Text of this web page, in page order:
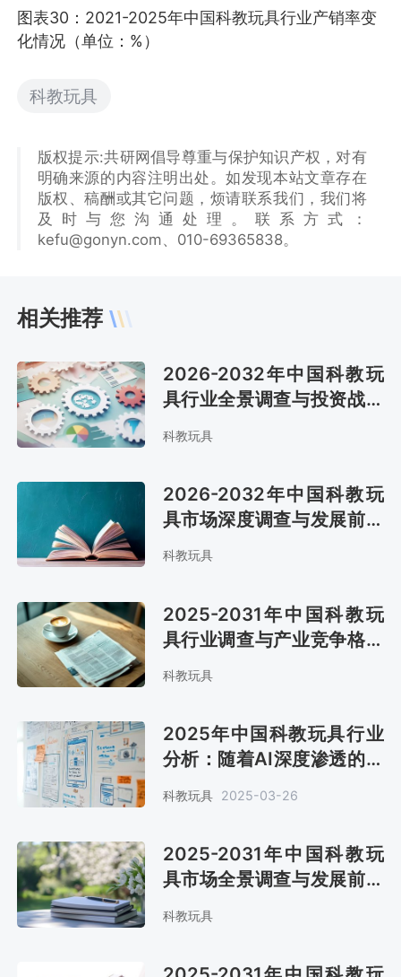
图表30：2021-2025年中国科教玩具行业产销率变
化情况（单位：%）
科教玩具
版权提示:共研网倡导尊重与保护知识产权，对有
明确来源的内容注明出处。如发现本站文章存在
版权、稿酬或其它问题，烦请联系我们，我们将
及时与您沟通处理。联系方式：
kefu@gonyn.com、010-69365838。
相关推荐
2026-2032年中国科教玩
具行业全景调查与投资战略
咨询报告
科教玩具
2026-2032年中国科教玩
具市场深度调查与发展前景
预测报告
科教玩具
2025-2031年中国科教玩
具行业调查与产业竞争格局
报告
科教玩具
2025年中国科教玩具行业
分析：随着AI深度渗透的提
升，市场规模将达2000亿
元[图]
科教玩具 2025-03-26
2025-2031年中国科教玩
具市场全景调查与发展前景
报告
科教玩具